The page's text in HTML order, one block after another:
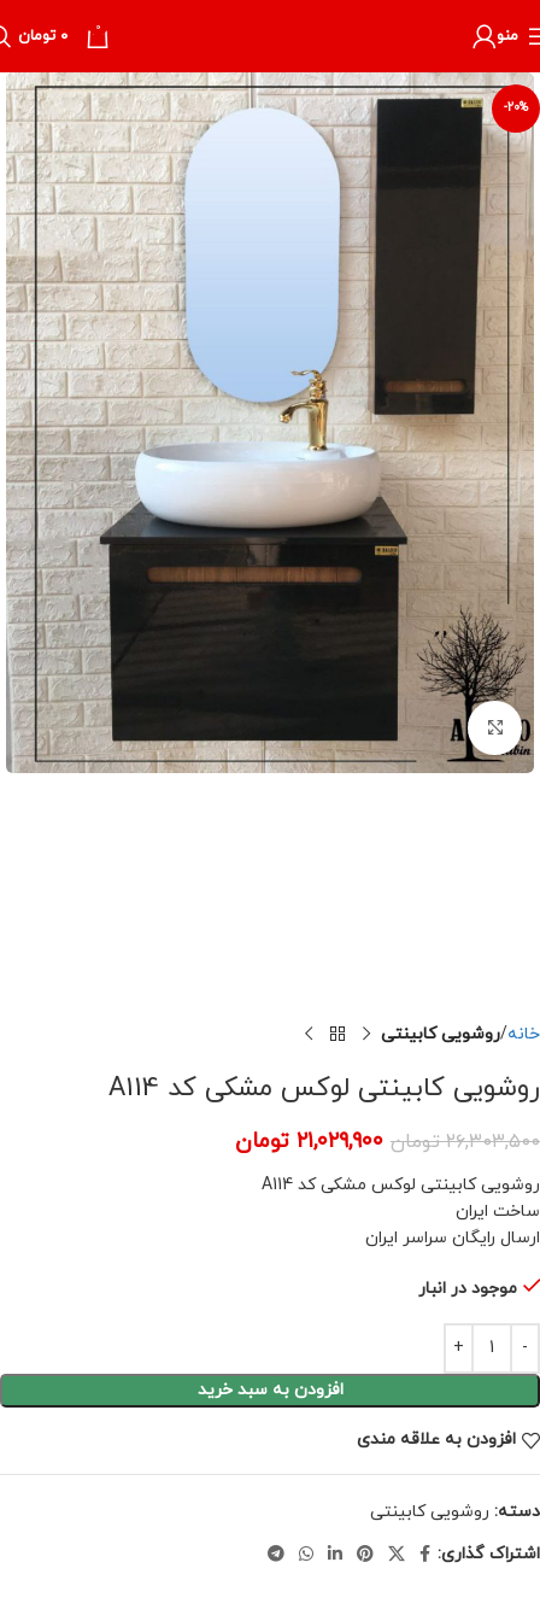
منو 0 ۰ تومان
-20%
برای بزرگنمایی کلیک کنید
خانه روشویی کابینتی
روشویی کابینتی لوکس مشکی کد A114
۲۶,۳۰۳,۵۰۰ تومان ۲۱,۰۲۹,۹۰۰ تومان
روشویی کابینتی لوکس مشکی کد A114
ساخت ایران
ارسال رایگان سراسر ایران
موجود در انبار
افزودن به سبد خرید
افزودن به علاقه مندی
دسته: روشویی کابینتی
اشتراک گذاری: